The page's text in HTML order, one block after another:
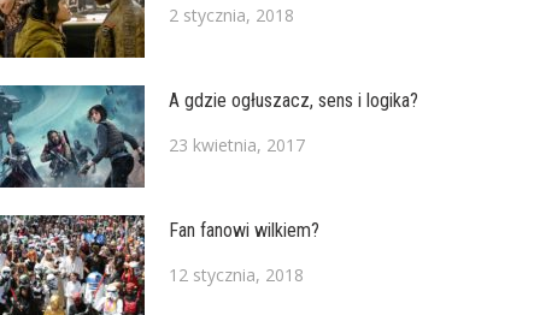
2 stycznia, 2018
A gdzie ogłuszacz, sens i logika?
23 kwietnia, 2017
Fan fanowi wilkiem?
12 stycznia, 2018